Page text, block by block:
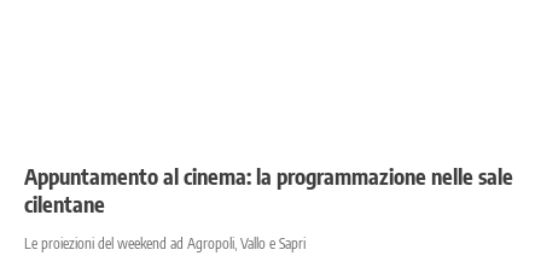
Appuntamento al cinema: la programmazione nelle sale
cilentane
Le proiezioni del weekend ad Agropoli, Vallo e Sapri